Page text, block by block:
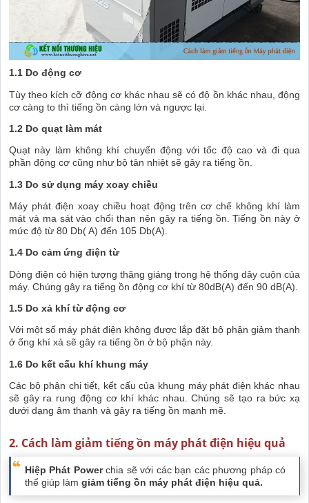
1.1 Do động cơ
Tùy theo kích cỡ động cơ khác nhau sẽ có độ ồn khác nhau, động
cơ càng to thì tiếng ồn càng lớn và ngược lại.
1.2 Do quạt làm mát
Quạt này làm không khí chuyển động với tốc độ cao và đi qua
phần động cơ cũng như bộ tản nhiệt sẽ gây ra tiếng ồn.
1.3 Do sử dụng máy xoay chiều
Máy phát điện xoay chiều hoạt động trên cơ chế không khí làm
mát và ma sát vào chổi than nên gây ra tiếng ồn. Tiếng ồn này ở
mức độ từ 80 Db( A) đến 105 Db(A).
1.4 Do cảm ứng điện từ
Dòng điện có hiện tượng thăng giáng trong hệ thống dây cuộn của
máy. Chúng gây ra tiếng ồn động cơ khí từ 80dB(A) đến 90 dB(A).
1.5 Do xả khí từ động cơ
Với một số máy phát điện không được lắp đặt bộ phận giảm thanh
ở ống khí xả sẽ gây ra tiếng ồn ở bộ phận này.
1.6 Do kết cấu khí khung máy
Các bộ phận chi tiết, kết cấu của khung máy phát điện khác nhau
sẽ gây ra rung động cơ khí khác nhau. Chúng sẽ tạo ra bức xạ
dưới dạng âm thanh và gây ra tiếng ồn mạnh mẽ.
2. Cách làm giảm tiếng ồn máy phát điện hiệu quả
Hiệp Phát Powerchia sẽ với các bạn các phương pháp có
thể giúp làm giảm tiếng ồn máy phát điện hiệu quả.